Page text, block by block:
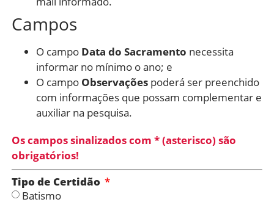
Campos
O campo Data do Sacramento necessita
informar no mínimo o ano; e
O campo Observaçõespoderá ser preenchido
com informações que possam complementar e
auxiliar na pesquisa.
Os campos sinalizados com * (asterisco) são
obrigatórios!
Tipo de Certidão
Batismo